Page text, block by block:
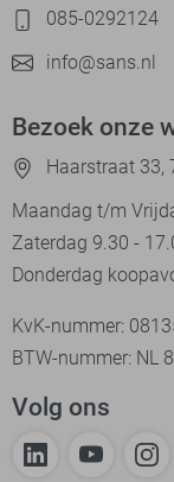
085-0292124
info@sans.nl
Bezoek onze
Haarstraat 33,
Maandag t/m
Zaterdag 9.30 -
Donderdag
KvK-nummer:
BTW-nummer: NL
Volg ons